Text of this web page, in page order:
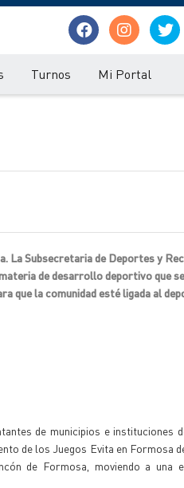
Turnos Mi Portal
La Subsecretaria de Deportes y
de desarrollo deportivo que
que la comunidad esté ligada al
de municipios e
de los Juegos Evita en Formosa
de Formosa, moviendo a una